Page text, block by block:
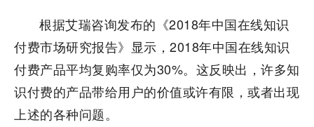
根据艾瑞咨询发布的《2018年中国在线知识
付费市场研究报告》显示，2018年中国在线知识
付费产品平均复购率仅为30%。这反映出，许多知
识付费的产品带给用户的价值或许有限，或者出现
上述的各种问题。